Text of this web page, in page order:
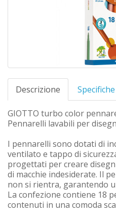
Descrizione Specifiche
GIOTTO turbo color
Pennarelli lavabili per
I pennarelli sono dotati di
ventilato e tappo di
progettati per creare
di macchie indesiderate. Il
non si rientra, garantendo
La confezione contiene 18
contenuti in una comoda